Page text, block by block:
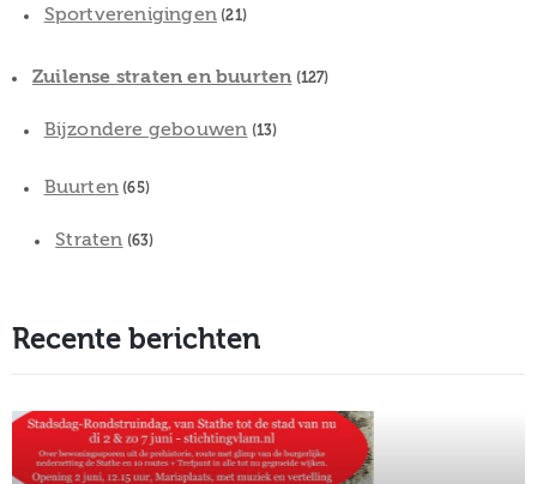
Sportverenigingen (21)
Zuilense straten en buurten (127)
Bijzondere gebouwen (13)
Buurten (65)
Straten (63)
Recente berichten